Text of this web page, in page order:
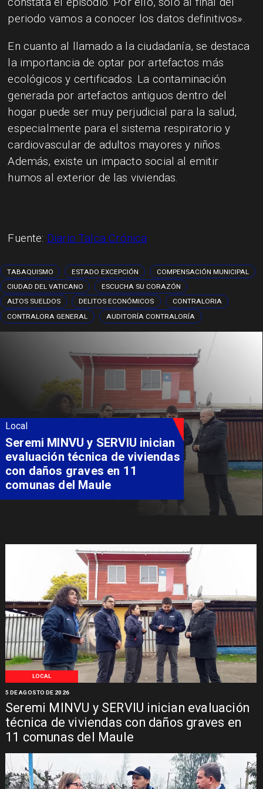
periodo vamos a conocer los datos definitivos».
En cuanto al llamado a la ciudadanía, se destaca
la importancia de optar por artefactos más
ecológicos y certificados. La contaminación
generada por artefactos antiguos dentro del
hogar puede ser muy perjudicial para la salud,
especialmente para el sistema respiratorio y
cardiovascular de adultos mayores y niños.
Además, existe un impacto social al emitir
humos al exterior de las viviendas.
Fuente: Diario Talca Crónica
TABAQUISMO ESTADO EXCEPCIÓN
COMPENSACIÓN MUNICIPAL
CIUDAD DEL VATICANO
ESCUCHA SU CORAZÓN
ALTOS SUELDOS
DELITOS ECONÓMICOS
CONTRALORIA
CONTRALORA GENERAL
AUDITORÍA CONTRALORÍA
LOCAL
Seremi MINVU y SERVIU inician evaluación
técnica de viviendas con daños graves en
11 comunas del Maule
5 DE AGOSTO DE 2026
Local
Seremi MINVU y SERVIU inician
evaluación técnica de viviendas
con daños graves en 11
comunas del Maule